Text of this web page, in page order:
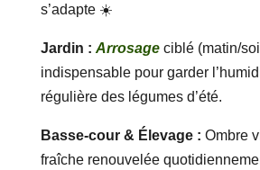
s’adapte ☀️
Jardin : Arrosageciblé (matin/
indispensable pour garder
régulière des légumes d’été.
Basse-cour & Élevage : Ombre
fraîche renouvelée